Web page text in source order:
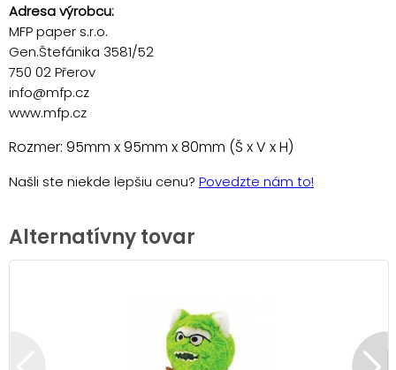
Adresa výrobcu:
MFP paper s.r.o.
Gen.Štefánika 3581/52
750 02 Přerov
info@mfp.cz
www.mfp.cz
Rozmer: 95mm x 95mm x 80mm (Š x V x H)
Našli ste niekde lepšiu cenu? Povedzte nám to!
Alternatívny tovar